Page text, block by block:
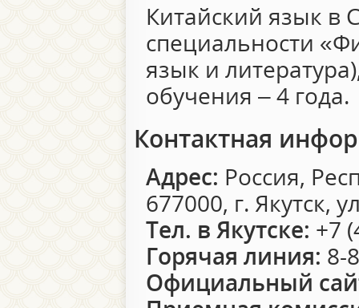
Китайский язык в
специальности
язык и
обучения – 4 года.
Контактная
Адрес: Россия,
677000, г. Якутск,
Тел. в Якутске: +7
Горячая линия: 8-
Официальный